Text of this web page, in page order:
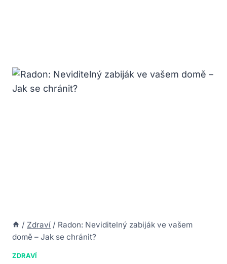
/ Zdraví / Radon: Neviditelný zabiják ve vašem
domě – Jak se chránit?
ZDRAVÍ